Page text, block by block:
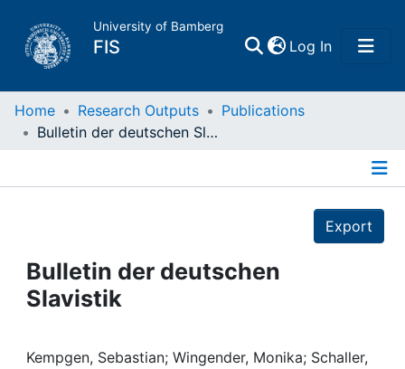
University of Bamberg
FIS Log In(current)
Home
Projects
People
Institutions
Home Research Outputs
Publications
Bulletin der deutschen Slavistik
Export
Bulletin der deutschen
Slavistik
Kempgen, Sebastian; Wingender, Monika; Schaller,